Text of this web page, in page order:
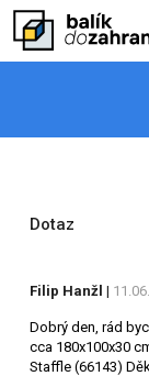
Dotaz
Filip Hanžl |
Dobrý den, rád
cca 180x100x30
Staffle (66143)